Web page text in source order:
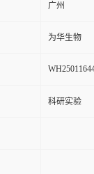
广州
为华生物
科研实验